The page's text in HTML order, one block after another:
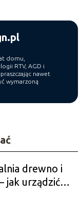
domu,
RTV, AGD i
nawet
wymarzoną
drewno i
jak urządzić